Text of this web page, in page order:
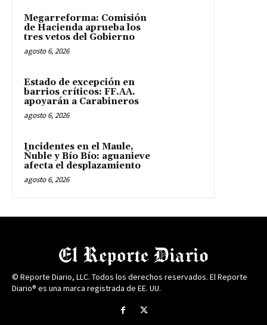
Megarreforma: Comisión
de Hacienda aprueba los
tres vetos del Gobierno
agosto 6, 2026
Estado de excepción en
barrios críticos: FF.AA.
apoyarán a Carabineros
agosto 6, 2026
Incidentes en el Maule,
Ñuble y Bío Bío: aguanieve
afecta el desplazamiento
agosto 6, 2026
© Reporte Diario, LLC. Todos los derechos reservados. El Reporte
Diario® es una marca registrada de EE. UU.